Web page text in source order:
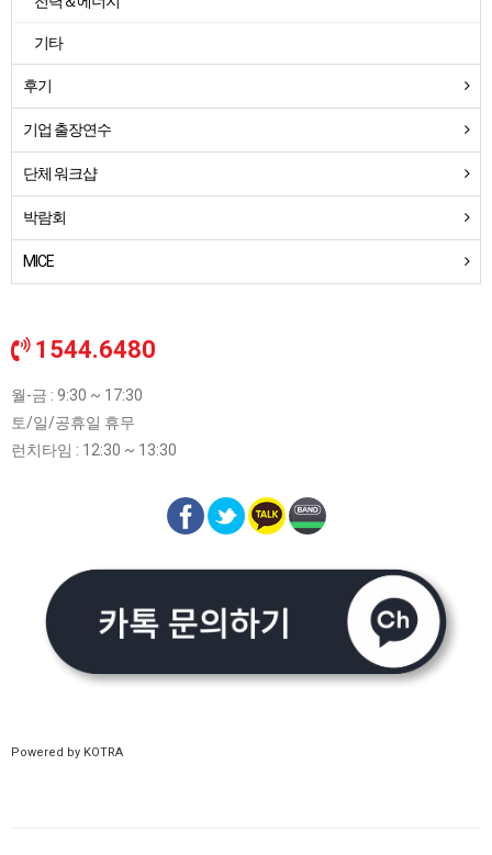
기타
후기
기업 출장연수
단체 워크샵
박람회
MICE
1544.6480
월-금 : 9:30 ~ 17:30
토/일/공휴일 휴무
런치타임 : 12:30 ~ 13:30
Powered by KOTRA